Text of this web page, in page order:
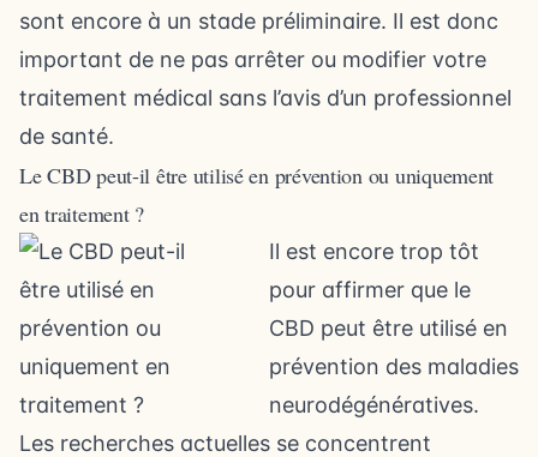
sont encore à un stade préliminaire. Il est donc
important de ne pas arrêter ou modifier votre
traitement médical sans l’avis d’un professionnel
de santé.
Le CBD peut-il être utilisé en prévention ou uniquement
en traitement ?
Il est encore trop tôt
pour affirmer que le
CBD peut être utilisé en
prévention des maladies
neurodégénératives.
Les recherches actuelles se concentrent